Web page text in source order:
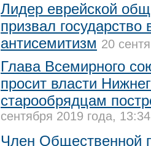
Лидер еврейской
призвал государство
антисемитизм 20
Глава Всемирного
просит власти
старообрядцам
сентября 2019 года, 13:34
Член Общественной